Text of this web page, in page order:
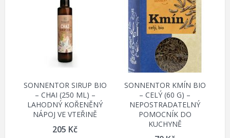
SONNENTOR SIRUP BIO
– CHAI (250 ML) –
LAHODNÝ KOŘENĚNÝ
NÁPOJ VE VTEŘINĚ
205 Kč
SONNENTOR KMÍN BIO
– CELÝ (60 G) –
NEPOSTRADATELNÝ
POMOCNÍK DO
KUCHYNĚ